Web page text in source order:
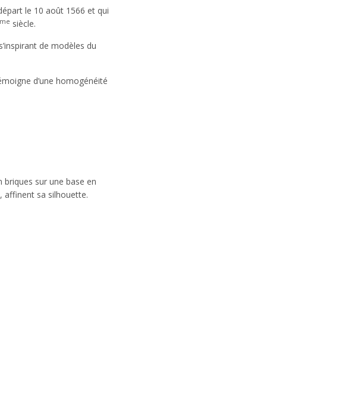
le 10 août 1566 et qui
siècle.
de modèles du
d’une homogénéité
briques sur une base en
affinent sa silhouette.